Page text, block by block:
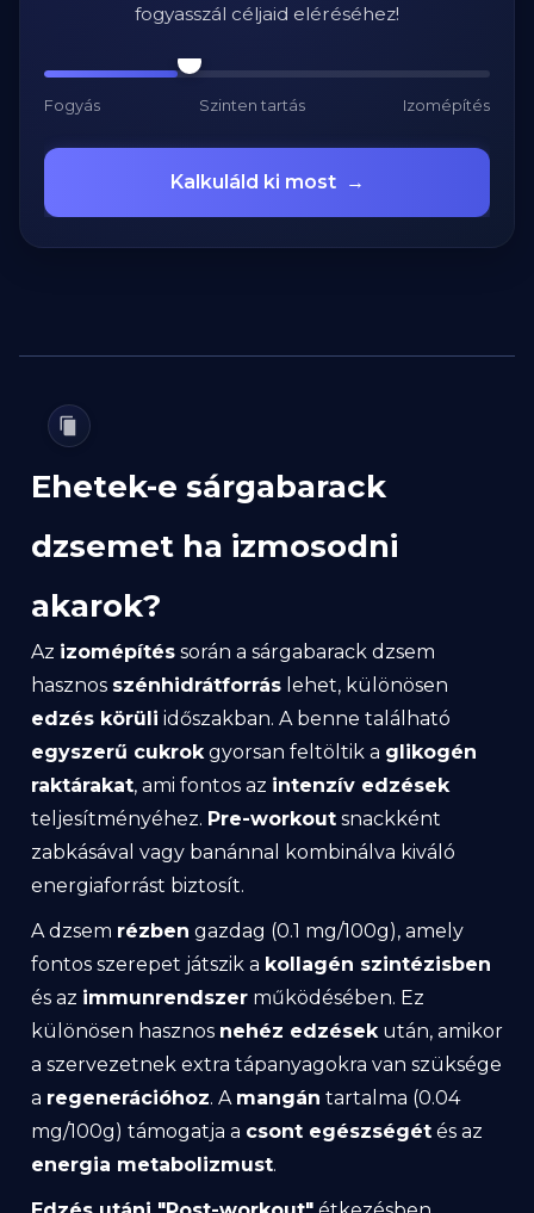
fogyasszál céljaid eléréséhez!
Fogyás Szinten tartás Izomépítés
Kalkuláld ki most →
Ehetek-e sárgabarack
dzsemet ha izmosodni
akarok?
Az izomépítés során a sárgabarack dzsem
hasznos szénhidrátforrás lehet, különösen
edzés körüli időszakban. A benne található
egyszerű cukrok gyorsan feltöltik a glikogén
raktárakat, ami fontos az intenzív edzések
teljesítményéhez. Pre-workout snackként
zabkásával vagy banánnal kombinálva kiváló
energiaforrást biztosít.
A dzsem rézben gazdag (0.1 mg/100g), amely
fontos szerepet játszik a kollagén szintézisben
és az immunrendszer működésében. Ez
különösen hasznos nehéz edzések után, amikor
a szervezetnek extra tápanyagokra van szüksége
a regenerációhoz. A mangán tartalmа (0.04
mg/100g) támogatja a csont egészségét és az
energia metabolizmust.